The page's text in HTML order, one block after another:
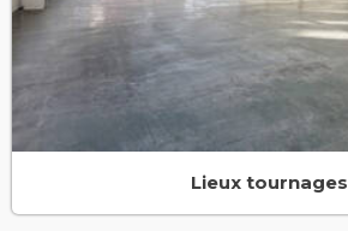
Lieux tournages